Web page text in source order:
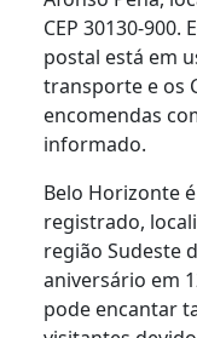
CEP 30130-
postal está em
transporte e os
encomendas
informado.
Belo Horizonte
registrado,
região Sudeste
aniversário em
pode encantar